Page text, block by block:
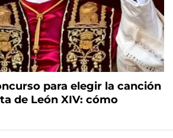
para elegir la canción
de León XIV: cómo